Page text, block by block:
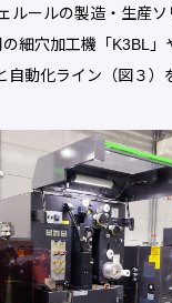
ルールの製造・生産ソ
細穴加工機「K3BL
自動化ライン（図３）